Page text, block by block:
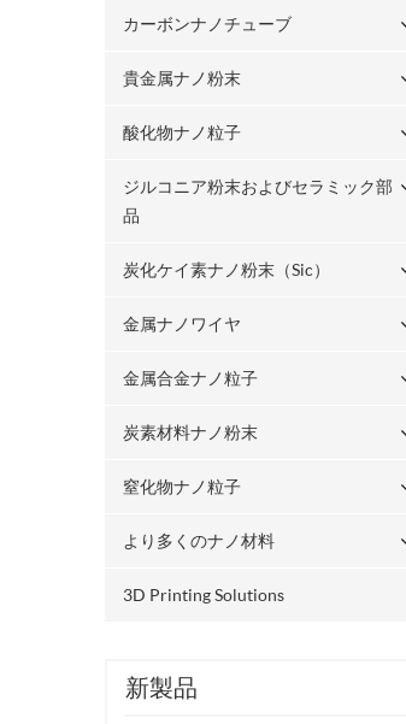
カーボンナノチューブ
貴金属ナノ粉末
酸化物ナノ粒子
ジルコニア粉末およびセラミック部
品
炭化ケイ素ナノ粉末（sic）
金属ナノワイヤ
金属合金ナノ粒子
炭素材料ナノ粉末
窒化物ナノ粒子
より多くのナノ材料
3D Printing Solutions
新製品